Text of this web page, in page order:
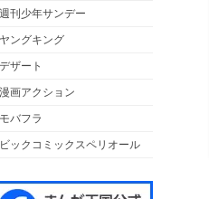
週刊少年サンデー
ヤングキング
デザート
漫画アクション
モバフラ
ビックコミックスペリオール